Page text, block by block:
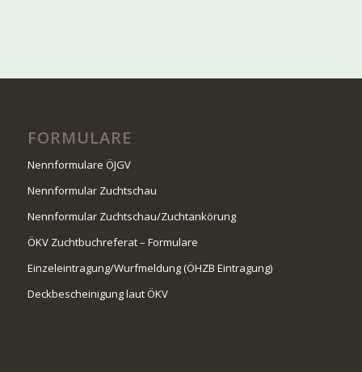
FORMULARE
Nennformulare ÖJGV
Nennformular Zuchtschau
Nennformular Zuchtschau/Zuchtankörung
ÖKV Zuchtbuchreferat – Formulare
Einzeleintragung/Wurfmeldung (ÖHZB Eintragung)
Deckbescheinigung laut ÖKV